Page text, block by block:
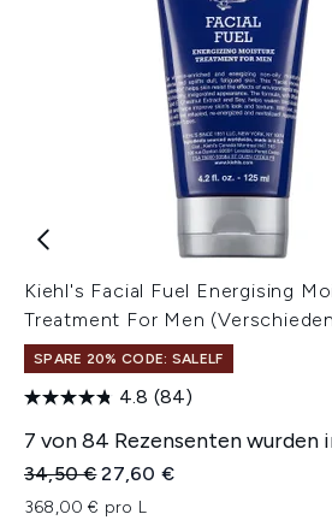
Kiehl's Facial Fuel Energising
Treatment For Men
SPARE 20% CODE: SALELF
4.8 (84)
7 von 84 Rezensenten
Unverbindliche Preisempfehlung:
34,50 €Aktueller Preis:
27,60 €
368,00 € pro L